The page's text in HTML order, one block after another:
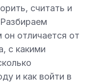
считать и
отличается от
с какими
и как войти в